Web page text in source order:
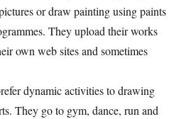
or draw painting using paints
They upload their works
own web sites and sometimes
dynamic activities to drawing
They go to gym, dance, run and